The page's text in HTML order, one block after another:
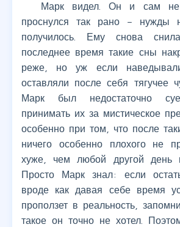
Марк видел. Он и сам не
проснулся так рано – нужды
получилось. Ему снова
последнее время такие сны
реже, но уж если
оставляли после себя тягучее
Марк был недостаточно
принимать их за мистическое
особенно при том, что после
ничего особенно плохого не
хуже, чем любой другой день
Просто Марк знал: если
вроде как давая себе время
проползет в реальность,
такое он точно не хотел.